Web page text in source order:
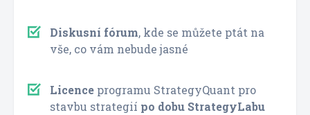
Diskusní fórum, kde se můžete ptát na
vše, co vám nebude jasné
Licence programu StrategyQuant pro
stavbu strategií po dobu StrategyLabu